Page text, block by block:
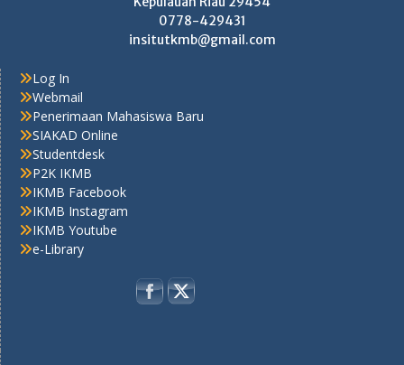
0778-429431
insitutkmb@gmail.com
Log In
Webmail
Penerimaan Mahasiswa Baru
SIAKAD Online
Studentdesk
P2K IKMB
IKMB Facebook
IKMB Instagram
IKMB Youtube
e-Library